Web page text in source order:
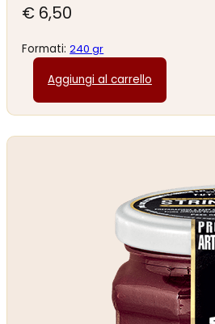
€ 6,50
Formati:240 gr
Aggiungi al carrello